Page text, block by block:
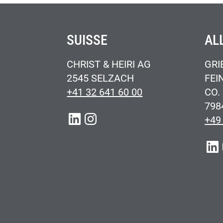
SUISSE
CHRIST & HEIRI AG
2545 SELZACH
+41 32 641 60 00
LINKEDIN
INSTAGRAM